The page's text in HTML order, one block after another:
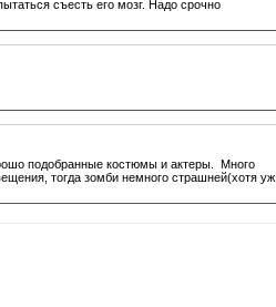
съесть его мозг. Надо срочно
подобранные костюмы и актеры. Много
тогда зомби немного страшней(хотя уж